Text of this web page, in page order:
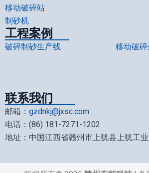
移动破碎站
制砂机
工程案例
破碎制砂生产线 移动破
联系我们
邮箱： gzdnkj@jxsc.com
电话：(86) 181-7271-1202
地址：中国江西省赣州市上犹县上犹工